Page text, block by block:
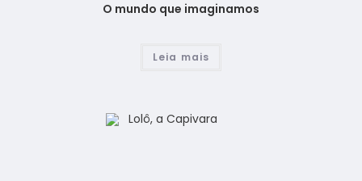
O mundo que imaginamos
Leia mais